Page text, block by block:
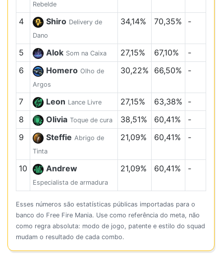
Rebelde
4 Shiro Delivery de
Dano
34,14% 70,35% -
5 Alok Som na Caixa 27,15% 67,10%
-
6
Homero Olho de
Argos
30,22% 66,50% -
7 Leon Lance Livre 27,15% 63,38%
-
8
Olivia Toque de cura 38,51% 60,41%
-
9
Steffie Abrigo de
Tinta
21,09% 60,41% -
10 Andrew
Especialista de armadura
21,09% 60,41% -
Esses números são estatísticas públicas importadas para o
banco do Free Fire Mania. Use como referência do meta, não
como regra absoluta: modo de jogo, patente e estilo do squad
mudam o resultado de cada combo.